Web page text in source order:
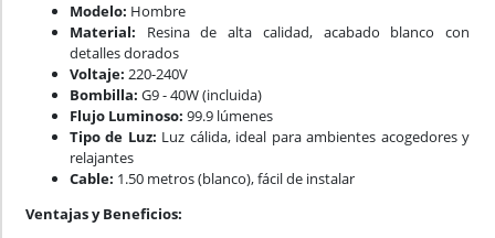
Modelo: Hombre
Material: Resina de alta calidad, acabado blanco con
detalles dorados
Voltaje: 220-240V
Bombilla: G9 - 40W (incluida)
Flujo Luminoso: 99.9 lúmenes
Tipo de Luz: Luz cálida, ideal para ambientes acogedores y
relajantes
Cable: 1.50 metros (blanco), fácil de instalar
Ventajas y Beneficios: